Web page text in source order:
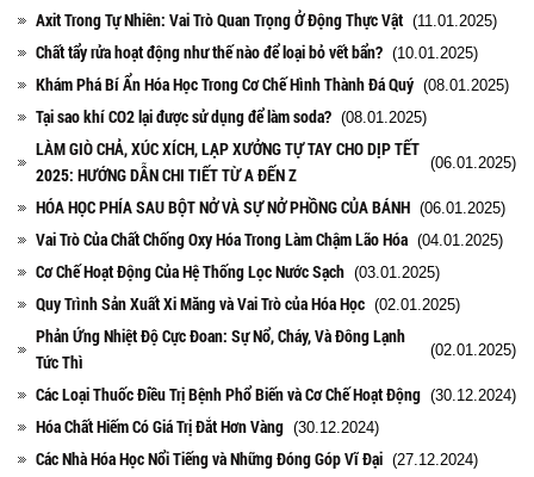
Axit Trong Tự Nhiên: Vai Trò Quan Trọng Ở Động Thực Vật (11.01.2025)
Chất tẩy rửa hoạt động như thế nào để loại bỏ vết bẩn? (10.01.2025)
Khám Phá Bí Ẩn Hóa Học Trong Cơ Chế Hình Thành Đá Quý (08.01.2025)
Tại sao khí CO2 lại được sử dụng để làm soda? (08.01.2025)
LÀM GIÒ CHẢ, XÚC XÍCH, LẠP XƯỞNG TỰ TAY CHO DỊP TẾT
2025: HƯỚNG DẪN CHI TIẾT TỪ A ĐẾN Z
(06.01.2025)
HÓA HỌC PHÍA SAU BỘT NỞ VÀ SỰ NỞ PHỒNG CỦA BÁNH (06.01.2025)
Vai Trò Của Chất Chống Oxy Hóa Trong Làm Chậm Lão Hóa (04.01.2025)
Cơ Chế Hoạt Động Của Hệ Thống Lọc Nước Sạch (03.01.2025)
Quy Trình Sản Xuất Xi Măng và Vai Trò của Hóa Học (02.01.2025)
Phản Ứng Nhiệt Độ Cực Đoan: Sự Nổ, Cháy, Và Đông Lạnh
Tức Thì
(02.01.2025)
Các Loại Thuốc Điều Trị Bệnh Phổ Biến và Cơ Chế Hoạt Động (30.12.2024)
Hóa Chất Hiếm Có Giá Trị Đắt Hơn Vàng (30.12.2024)
Các Nhà Hóa Học Nổi Tiếng và Những Đóng Góp Vĩ Đại (27.12.2024)